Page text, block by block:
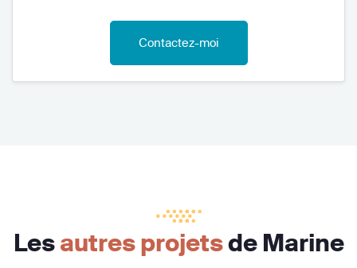
Contactez-moi
Lesautres projetsde Marine